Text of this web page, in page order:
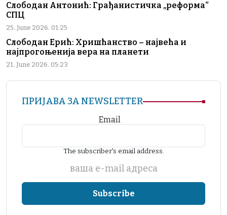
Слободан Антонић: Грађанистичка „реформа“
СПЦ
25. June 2026. 01:25
Слободан Ерић: Хришћанство – највећа и
најпрогоњенија вера на планети
21. June 2026. 05:23
ПРИЈАВА ЗА NEWSLETTER
Email
The subscriber's email address.
ваша е-mail адреса